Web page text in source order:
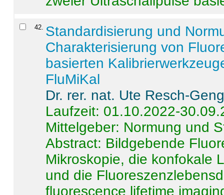
42. Standardisierung und
Charakterisierung von
basierten
FluMiKal
Dr. rer. nat. Ute Resch-
Laufzeit: 01.10.2022-
Mittelgeber: Normung und
Abstract: Bildgebende
Mikroskopie, die konfokale
und die
fluorescence lifetime